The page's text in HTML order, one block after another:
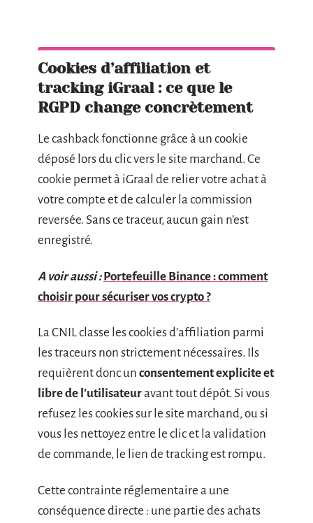
Cookies d’affiliation et
tracking iGraal : ce que le
RGPD change concrètement
Le cashback fonctionne grâce à un cookie
déposé lors du clic vers le site marchand. Ce
cookie permet à iGraal de relier votre achat à
votre compte et de calculer la commission
reversée. Sans ce traceur, aucun gain n’est
enregistré.
A voir aussi : Portefeuille Binance : comment
choisir pour sécuriser vos crypto ?
La CNIL classe les cookies d’affiliation parmi
les traceurs non strictement nécessaires. Ils
requièrent donc un consentement explicite et
libre de l’utilisateuravant tout dépôt. Si vous
refusez les cookies sur le site marchand, ou si
vous les nettoyez entre le clic et la validation
de commande, le lien de tracking est rompu.
Cette contrainte réglementaire a une
conséquence directe : une partie des achats